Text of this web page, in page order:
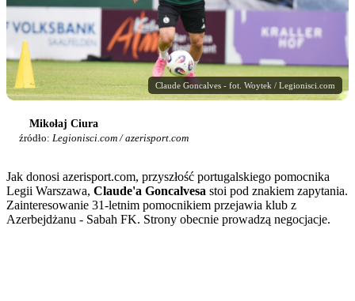
Claude Goncalves - fot. Woytek / Legionisci.com
Mikołaj Ciura
źródło: Legionisci.com / azerisport.com
Jak donosi azerisport.com, przyszłość portugalskiego pomocnika
Legii Warszawa, Claude'a Goncalvesa stoi pod znakiem zapytania.
Zainteresowanie 31-letnim pomocnikiem przejawia klub z
Azerbejdżanu - Sabah FK. Strony obecnie prowadzą negocjacje.